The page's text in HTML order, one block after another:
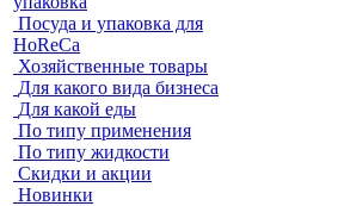
Посуда и упаковка для
HoReCa
Хозяйственные товары
Для какого вида бизнеса
Для какой еды
По типу применения
По типу жидкости
Скидки и акции
Новинки